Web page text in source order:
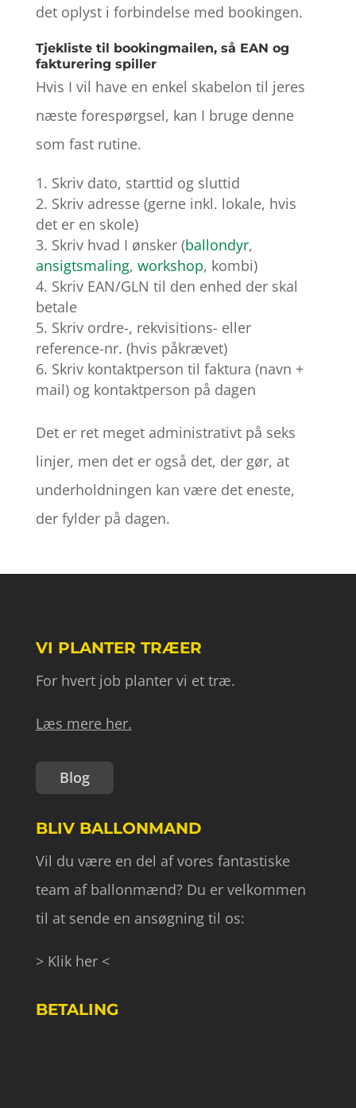
det oplyst i forbindelse med bookingen.
Tjekliste til bookingmailen, så EAN og
fakturering spiller
Hvis I vil have en enkel skabelon til jeres
næste forespørgsel, kan I bruge denne
som fast rutine.
Skriv dato, starttid og sluttid
Skriv adresse (gerne inkl. lokale, hvis
det er en skole)
Skriv hvad I ønsker (ballondyr,
ansigtsmaling, workshop, kombi)
Skriv EAN/GLN til den enhed der skal
betale
Skriv ordre-, rekvisitions- eller
reference-nr. (hvis påkrævet)
Skriv kontaktperson til faktura (navn +
mail) og kontaktperson på dagen
Det er ret meget administrativt på seks
linjer, men det er også det, der gør, at
underholdningen kan være det eneste,
der fylder på dagen.
VI PLANTER TRÆER
For hvert job planter vi et træ.
Læs mere her.
Blog
BLIV BALLONMAND
Vil du være en del af vores fantastiske
team af ballonmænd? Du er velkommen
til at sende en ansøgning til os:
> Klik her <
BETALING